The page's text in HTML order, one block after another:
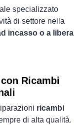
specializzato
di settore nella
incasso o a libera
Ricambi
ricambi
di alta qualità.